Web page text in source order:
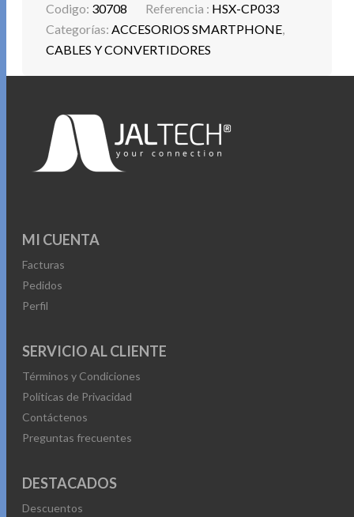
Codigo: 30708 Referencia : HSX-CP033
Categorías:ACCESORIOS SMARTPHONE,
CABLES Y CONVERTIDORES
MI CUENTA
Facturas
Pedidos
Perfil
SERVICIO AL CLIENTE
Términos y Condiciones
Políticas de Privacidad
Contáctenos
Preguntas frecuentes
DESTACADOS
Descuentos